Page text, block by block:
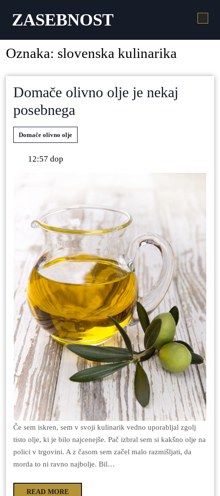
ZASEBNOST
Oznaka: slovenska kulinarika
Domače olivno olje je nekaj
posebnega
Domače olivno olje
12:57 dop
Če sem iskren, sem v svoji kulinarik vedno uporabljal zgolj
tisto olje, ki je bilo najcenejše. Pač izbral sem si kakšno olje na
polici v trgovini. A z časom sem začel malo razmišljati, da
morda to ni ravno najbolje. Bil…
READ MORE